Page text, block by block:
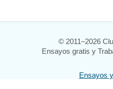
© 2011–2026
Ensayos gratis y
Ensayos